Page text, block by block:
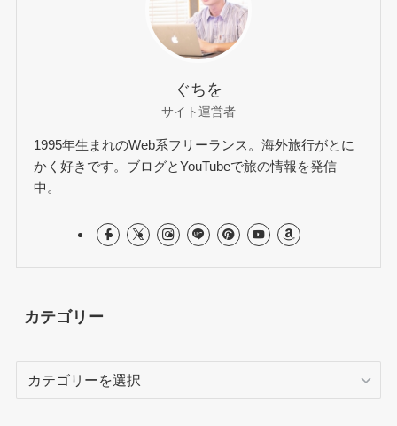
ぐちを
サイト運営者
1995年生まれのWeb系フリーランス。海外旅行がとに
かく好きです。ブログとYouTubeで旅の情報を発信
中。
カテゴリー